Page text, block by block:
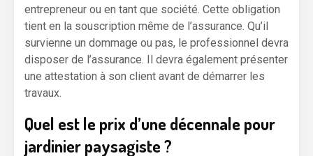
entrepreneur ou en tant que société. Cette obligation
tient en la souscription même de l’assurance. Qu’il
survienne un dommage ou pas, le professionnel devra
disposer de l’assurance. Il devra également présenter
une attestation à son client avant de démarrer les
travaux.
Quel est le prix d’une décennale pour
jardinier paysagiste ?